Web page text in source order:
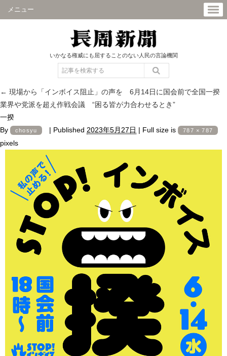
メニュー
いかなる権威にも屈することのない人民の言論機関
← 現場から「インボイス阻止」の声を 6月14日に国会前で全国一揆
業界や党派を超え作戦会議 “困る皆が力合わせるとき”
一揆
By
chosyu | Published 2023年5月27日 | Full size is 787 × 787
pixels